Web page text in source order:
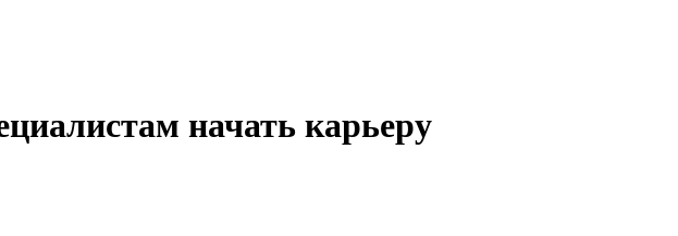
начать карьеру